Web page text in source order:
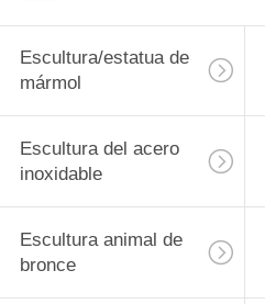
Escultura/estatua de
mármol
Escultura del acero
inoxidable
Escultura animal de
bronce